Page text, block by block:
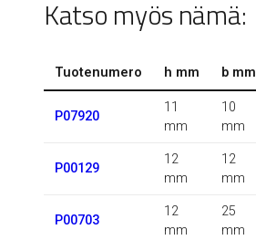
Katso myös nämä:
Tuotenumero h mm b mm
P07920
11
mm
10
mm
P00129
12
mm
12
mm
P00703
12
mm
25
mm